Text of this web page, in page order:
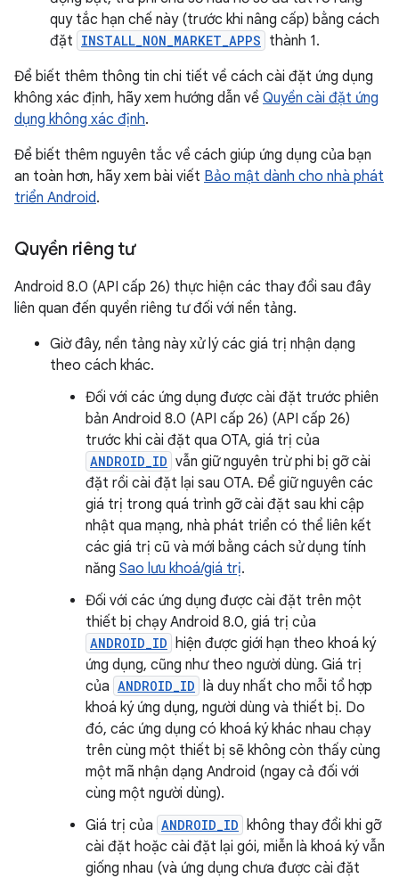
quy tắc hạn chế này (trước khi nâng cấp) bằng cách
đặt INSTALL_NON_MARKET_APPS thành 1.
Để biết thêm thông tin chi tiết về cách cài đặt ứng dụng
không xác định, hãy xem hướng dẫn về Quyền cài đặt ứng
dụng không xác định.
Để biết thêm nguyên tắc về cách giúp ứng dụng của bạn
an toàn hơn, hãy xem bài viết Bảo mật dành cho nhà phát
triển Android.
Quyền riêng tư
Android 8.0 (API cấp 26) thực hiện các thay đổi sau đây
liên quan đến quyền riêng tư đối với nền tảng.
Giờ đây, nền tảng này xử lý các giá trị nhận dạng
theo cách khác.
Đối với các ứng dụng được cài đặt trước phiên
bản Android 8.0 (API cấp 26) (API cấp 26)
trước khi cài đặt qua OTA, giá trị của
ANDROID_ID vẫn giữ nguyên trừ phi bị gỡ cài
đặt rồi cài đặt lại sau OTA. Để giữ nguyên các
giá trị trong quá trình gỡ cài đặt sau khi cập
nhật qua mạng, nhà phát triển có thể liên kết
các giá trị cũ và mới bằng cách sử dụng tính
năng Sao lưu khoá/giá trị.
Đối với các ứng dụng được cài đặt trên một
thiết bị chạy Android 8.0, giá trị của
ANDROID_ID hiện được giới hạn theo khoá ký
ứng dụng, cũng như theo người dùng. Giá trị
của ANDROID_ID là duy nhất cho mỗi tổ hợp
khoá ký ứng dụng, người dùng và thiết bị. Do
đó, các ứng dụng có khoá ký khác nhau chạy
trên cùng một thiết bị sẽ không còn thấy cùng
một mã nhận dạng Android (ngay cả đối với
cùng một người dùng).
Giá trị của ANDROID_ID không thay đổi khi gỡ
cài đặt hoặc cài đặt lại gói, miễn là khoá ký vẫn
giống nhau (và ứng dụng chưa được cài đặt